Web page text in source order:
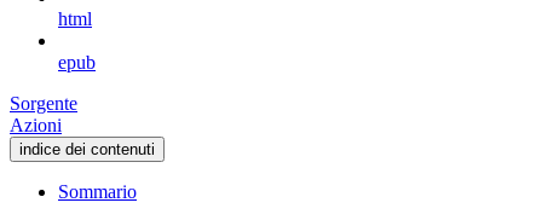
html
epub
Sorgente
Azioni
indice dei contenuti
Sommario